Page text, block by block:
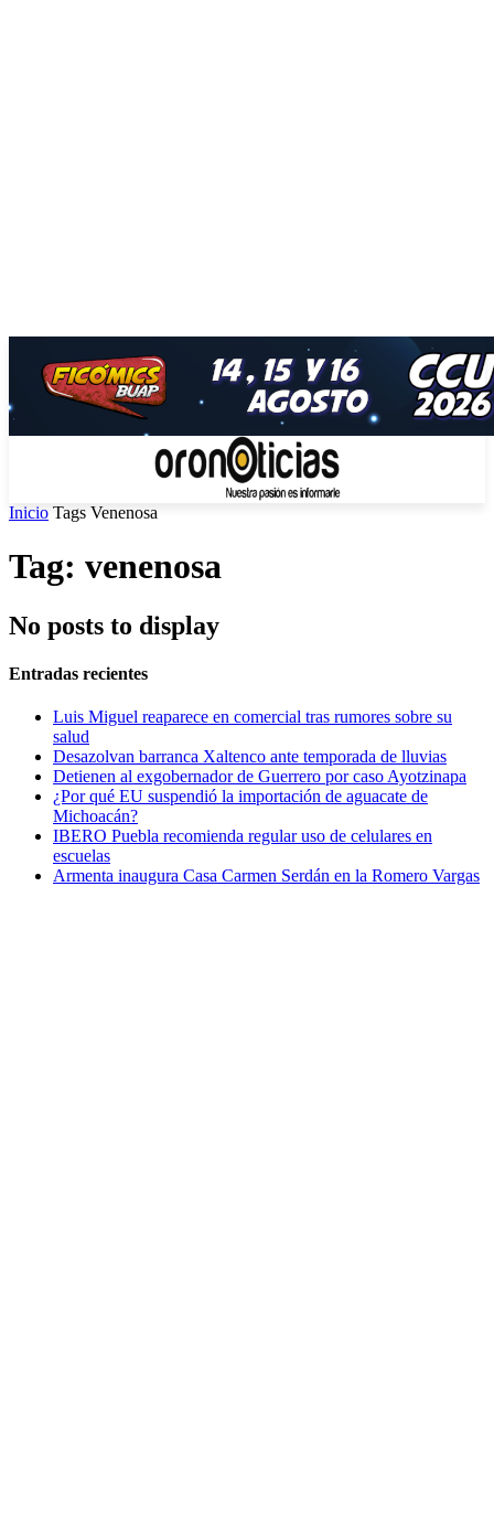
Inicio Tags Venenosa
Tag: venenosa
No posts to display
Entradas recientes
Luis Miguel reaparece en comercial tras rumores sobre su
salud
Desazolvan barranca Xaltenco ante temporada de lluvias
Detienen al exgobernador de Guerrero por caso Ayotzinapa
¿Por qué EU suspendió la importación de aguacate de
Michoacán?
IBERO Puebla recomienda regular uso de celulares en
escuelas
Armenta inaugura Casa Carmen Serdán en la Romero Vargas